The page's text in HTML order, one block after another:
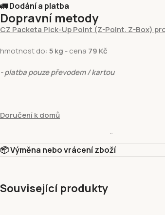
🚛 Dodání a platba
Dopravní metody
CZ Packeta Pick-Up Point (Z-Point. Z-Box)
hmotnost do: 5 kg - cena 79 Kč
- platba pouze převodem / kartou
Doručení k domů
129 Kč
- platba pouze převodem / kartou
📦 Výměna nebo vrácení zboží
Související produkty